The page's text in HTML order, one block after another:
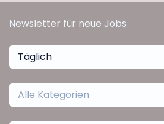
Newsletter für neue Jobs
Täglich
Alle Kategorien